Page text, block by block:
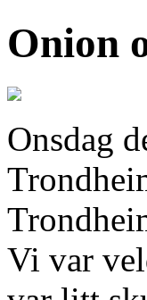
Onion
Onsdag
Vi var